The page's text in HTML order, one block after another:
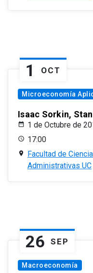
1 OCT
Microeconomía
Isaac Sorkin,
1 de Octubre de
17:00
Facultad de
Administrativas UC
26 SEP
Macroeconomía